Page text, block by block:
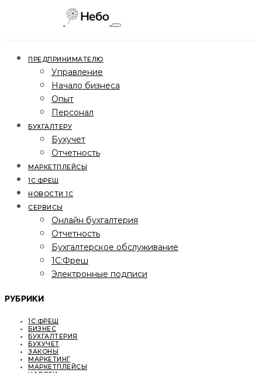
ПРЕДПРИНИМАТЕЛЮ
Управление
Начало бизнеса
Опыт
Персонал
БУХГАЛТЕРУ
Бухучет
Отчетность
МАРКЕТПЛЕЙСЫ
1С:ФРЕШ
НОВОСТИ 1С
СЕРВИСЫ
Онлайн бухгалтерия
Отчетность
Бухгалтерское обслуживание
1С:Фреш
Электронные подписи
РУБРИКИ
1С:ФРЕШ
БИЗНЕС
БУХГАЛТЕРИЯ
БУХУЧЕТ
ЗАКОНЫ
МАРКЕТИНГ
МАРКЕТПЛЕЙСЫ